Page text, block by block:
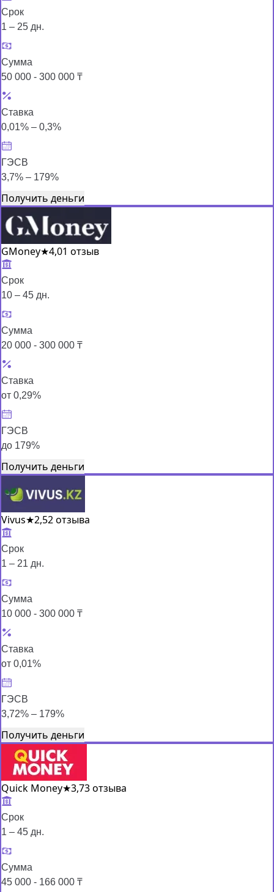
Срок
1 – 25 дн.
Сумма
50 000 - 300 000 ₸
Ставка
0,01% – 0,3%
ГЭСВ
3,7% – 179%
Получить деньги
GMoney★4,01 отзыв
Срок
10 – 45 дн.
Сумма
20 000 - 300 000 ₸
Ставка
от 0,29%
ГЭСВ
до 179%
Получить деньги
Vivus★2,52 отзыва
Срок
1 – 21 дн.
Сумма
10 000 - 300 000 ₸
Ставка
от 0,01%
ГЭСВ
3,72% – 179%
Получить деньги
Quick Money★3,73 отзыва
Срок
1 – 45 дн.
Сумма
45 000 - 166 000 ₸